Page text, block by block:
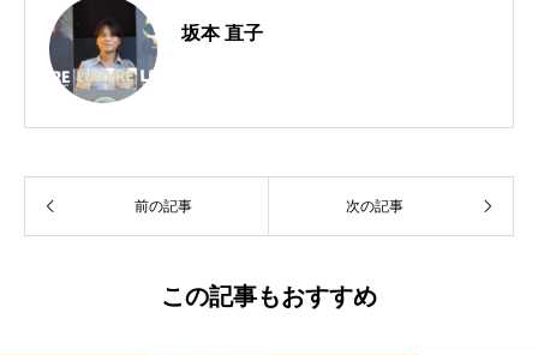
坂本 直子
前の記事 次の記事
この記事もおすすめ